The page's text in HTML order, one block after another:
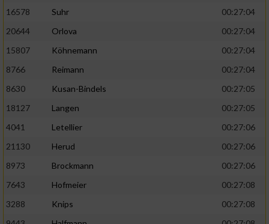
16578
Suhr
00:27:04
20644
Orlova
00:27:04
15807
Köhnemann
00:27:04
8766
Reimann
00:27:04
8630
Kusan-Bindels
00:27:05
18127
Langen
00:27:05
4041
Letellier
00:27:06
21130
Herud
00:27:06
8973
Brockmann
00:27:06
7643
Hofmeier
00:27:08
3288
Knips
00:27:08